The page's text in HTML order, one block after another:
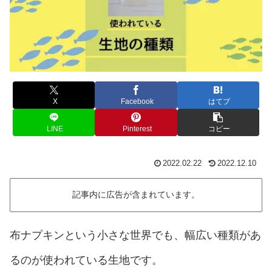
X Facebook はてブ
LINE Pinterest コピー
2022.02.22 2022.12.10
記事内に広告が含まれています。
布ナプキンという小さな世界でも、幅広い種類があ
るのが使われている生地です。